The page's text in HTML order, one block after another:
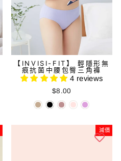
【INVISI-FIT】 輕隱形無
痕抗菌中腰包臀三角褲
4 reviews
$8.00
減價